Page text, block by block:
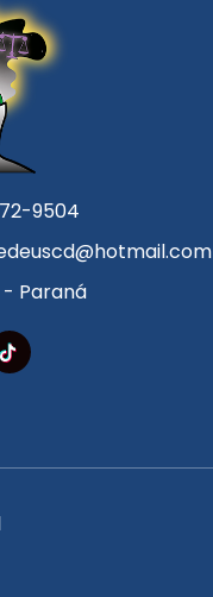
9504
- Paraná